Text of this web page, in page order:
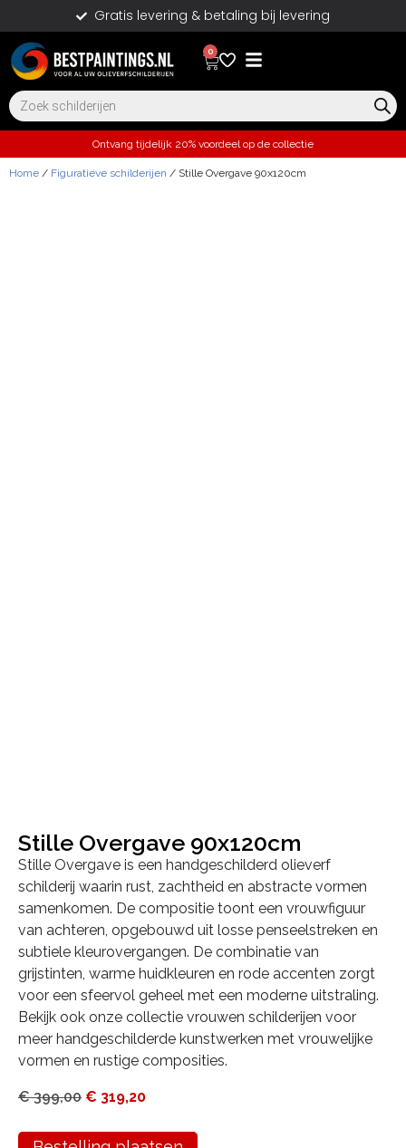
Gratis levering & betaling bij levering
0
Ontvang tijdelijk 20% voordeel op de collectie
Home / Figuratieve schilderijen / Stille Overgave 90x120cm
Stille Overgave 90x120cm
Stille Overgave is een handgeschilderd olieverf
schilderij waarin rust, zachtheid en abstracte vormen
samenkomen. De compositie toont een vrouwfiguur
van achteren, opgebouwd uit losse penseelstreken en
subtiele kleurovergangen. De combinatie van
grijstinten, warme huidkleuren en rode accenten zorgt
voor een sfeervol geheel met een moderne uitstraling.
Bekijk ook onze collectie vrouwen schilderijen voor
meer handgeschilderde kunstwerken met vrouwelijke
vormen en rustige composities.
€399,00 € 319,20